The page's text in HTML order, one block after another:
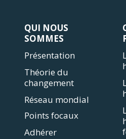
QUI NOUS
SOMMES
Présentation
Théorie du
changement
Réseau mondial
Points focaux
Adhérer